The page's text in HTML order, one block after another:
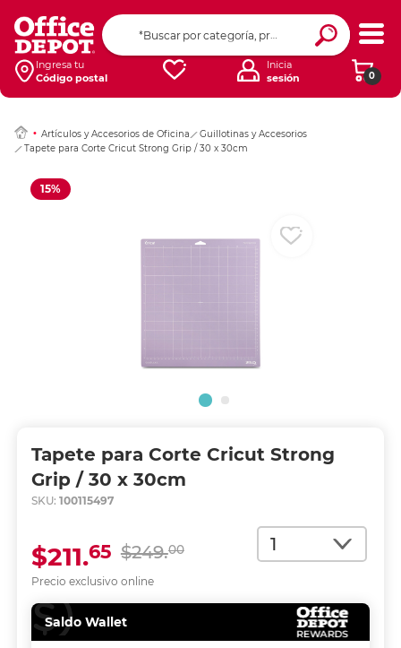
Ingresa tu
Código postal
0
Inicia
sesión
Artículos y Accesorios de Oficina
Guillotinas y Accesorios
Tapete para Corte Cricut Strong Grip / 30 x 30cm
15%
Tapete para Corte Cricut Strong
Grip / 30 x 30cm
SKU: 100115497
Cantidad
Precio exclusivo online
$249.00
$211.65
Saldo Wallet
Ingresar Codigo